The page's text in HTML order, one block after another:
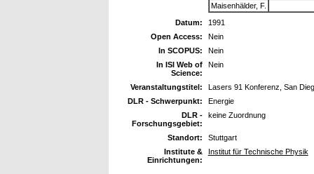
Maisenhälder, F.
Datum:
1991
Open Access:
Nein
In SCOPUS:
Nein
In ISI Web of
Science:
Nein
Veranstaltungstitel:
Lasers 91 Konferenz, San
DLR - Schwerpunkt:
Energie
DLR -
Forschungsgebiet:
keine Zuordnung
Standort:
Stuttgart
Institute &
Einrichtungen:
Institut für Technische Physik